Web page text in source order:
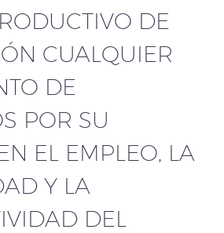
DE
CUALQUIER
DE
POR SU
EL EMPLEO, LA
Y LA
DEL